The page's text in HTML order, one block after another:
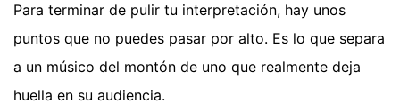
Para terminar de pulir tu interpretación, hay unos
puntos que no puedes pasar por alto. Es lo que separa
a un músico del montón de uno que realmente deja
huella en su audiencia.